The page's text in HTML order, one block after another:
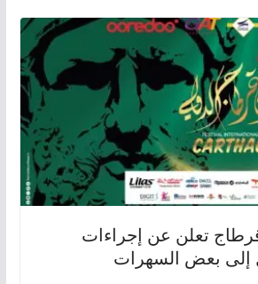
تعلن عن إجراءات
إلى بعض السهرات